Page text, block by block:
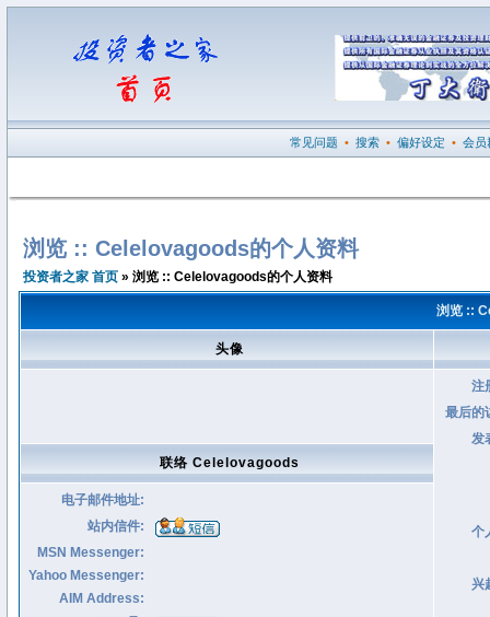
常见问题 • 搜索 • 偏好设定 • 会员
浏览 :: Celelovagoods的个人资料
投资者之家 首页 » 浏览 :: Celelovagoods的个人资料
浏览 ::
头像
注
最后的
发
个
兴
联络 Celelovagoods
电子邮件地址:
站内信件:
MSN Messenger:
Yahoo Messenger:
AIM Address: